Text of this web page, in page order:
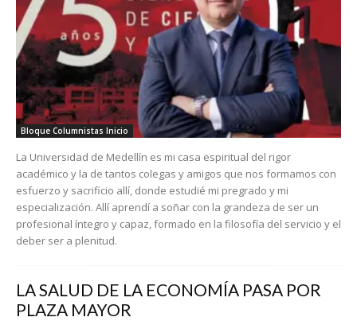
Bloque Columnistas Inicio
La Universidad de Medellín es mi casa espiritual del rigor
académico y la de tantos colegas y amigos que nos formamos con
esfuerzo y sacrificio allí, donde estudié mi pregrado y mi
especialización. Allí aprendí a soñar con la grandeza de ser un
profesional íntegro y capaz, formado en la filosofía del servicio y el
deber ser a plenitud.
LA SALUD DE LA ECONOMÍA PASA POR
PLAZA MAYOR